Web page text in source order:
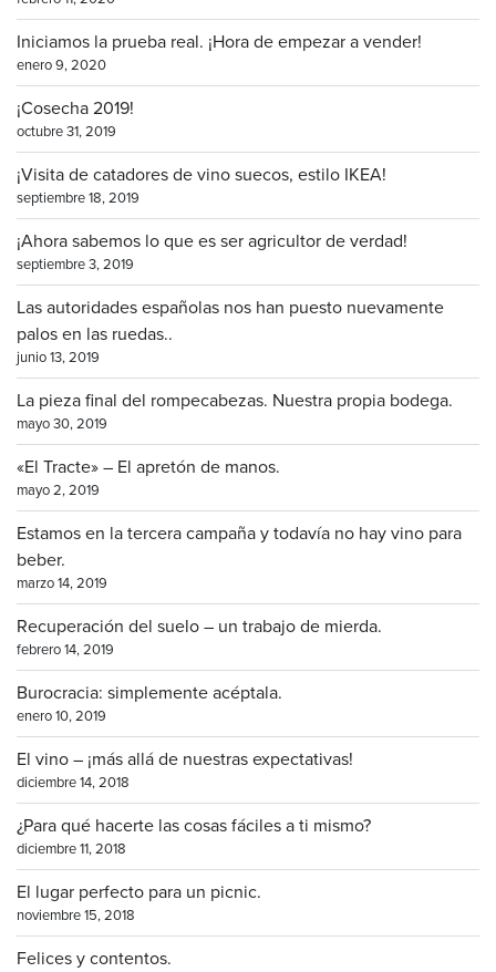
Iniciamos la prueba real. ¡Hora de empezar a vender!
enero 9, 2020
¡Cosecha 2019!
octubre 31, 2019
¡Visita de catadores de vino suecos, estilo IKEA!
septiembre 18, 2019
¡Ahora sabemos lo que es ser agricultor de verdad!
septiembre 3, 2019
Las autoridades españolas nos han puesto nuevamente
palos en las ruedas..
junio 13, 2019
La pieza final del rompecabezas. Nuestra propia bodega.
mayo 30, 2019
«El Tracte» – El apretón de manos.
mayo 2, 2019
Estamos en la tercera campaña y todavía no hay vino para
beber.
marzo 14, 2019
Recuperación del suelo – un trabajo de mierda.
febrero 14, 2019
Burocracia: simplemente acéptala.
enero 10, 2019
El vino – ¡más allá de nuestras expectativas!
diciembre 14, 2018
¿Para qué hacerte las cosas fáciles a ti mismo?
diciembre 11, 2018
El lugar perfecto para un picnic.
noviembre 15, 2018
Felices y contentos.